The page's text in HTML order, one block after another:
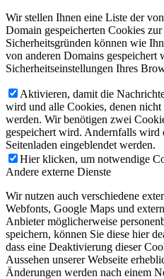
Wir stellen Ihnen eine Liste der
Domain gespeicherten Cookies
Sicherheitsgründen können wie
von anderen Domains gespeichert
Sicherheitseinstellungen Ihres
Aktivieren, damit die
wird und alle Cookies, denen
werden. Wir benötigen zwei
gespeichert wird. Andernfalls wird
Seitenladen eingeblendet werden.
Hier klicken, um notwendige
Andere externe Dienste
Wir nutzen auch verschiedene
Webfonts, Google Maps und
Anbieter möglicherweise
speichern, können Sie diese hier
dass eine Deaktivierung dieser
Aussehen unserer Webseite
Änderungen werden nach einem